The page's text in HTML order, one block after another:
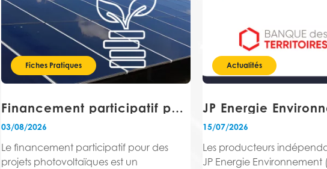
Fiches Pratiques
Financement participatif pour des projets photovoltaïques : comment ça fonctionne ?
03/08/2026
Le financement participatif pour des
projets photovoltaïques est un
Actualités
15/07/2026
Les producteurs
JP Energie Environnement